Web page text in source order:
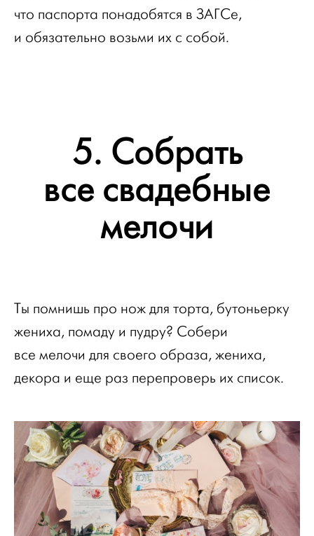
что паспорта понадобятся в ЗАГСе,
и обязательно возьми их с собой.
5. Собрать
все свадебные
мелочи
Ты помнишь про нож для торта, бутоньерку
жениха, помаду и пудру? Собери
все мелочи для своего образа, жениха,
декора и еще раз перепроверь их список.